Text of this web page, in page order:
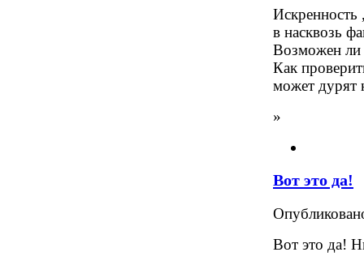
Искренность
в насквозь
Возможен ли
Как
может дурят
»
Вот это да!
Вот это да!